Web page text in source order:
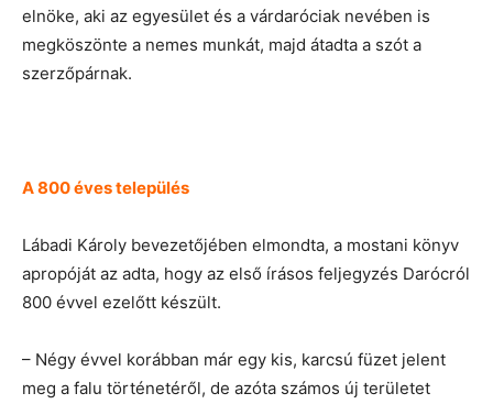
elnöke, aki az egyesület és a várdaróciak nevében is
megköszönte a nemes munkát, majd átadta a szót a
szerzőpárnak.
A 800 éves település
Lábadi Károly bevezetőjében elmondta, a mostani könyv
apropóját az adta, hogy az első írásos feljegyzés Darócról
800 évvel ezelőtt készült.
– Négy évvel korábban már egy kis, karcsú füzet jelent
meg a falu történetéről, de azóta számos új területet